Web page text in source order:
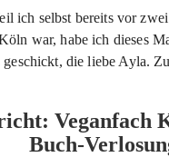
war, habe ich dieses
geschickt, die liebe Ayla.
Veganfach
Buch-